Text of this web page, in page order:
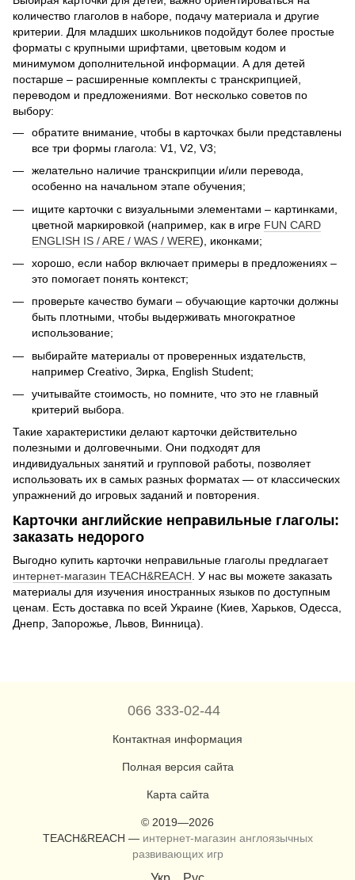
количество глаголов в наборе, подачу материала и другие
критерии. Для младших школьников подойдут более простые
форматы с крупными шрифтами, цветовым кодом и
минимумом дополнительной информации. А для детей
постарше – расширенные комплекты с транскрипцией,
переводом и предложениями. Вот несколько советов по
выбору:
обратите внимание, чтобы в карточках были представлены
все три формы глагола: V1, V2, V3;
желательно наличие транскрипции и/или перевода,
особенно на начальном этапе обучения;
ищите карточки с визуальными элементами – картинками,
цветной маркировкой (например, как в игре FUN CARD
ENGLISH IS / ARE / WAS / WERE), иконками;
хорошо, если набор включает примеры в предложениях –
это помогает понять контекст;
проверьте качество бумаги – обучающие карточки должны
быть плотными, чтобы выдерживать многократное
использование;
выбирайте материалы от проверенных издательств,
например Creativo, Зирка, English Student;
учитывайте стоимость, но помните, что это не главный
критерий выбора.
Такие характеристики делают карточки действительно
полезными и долговечными. Они подходят для
индивидуальных занятий и групповой работы, позволяет
использовать их в самых разных форматах — от классических
упражнений до игровых заданий и повторения.
Карточки английские неправильные глаголы:
заказать недорого
Выгодно купить карточки неправильные глаголы предлагает
интернет-магазин TEACH&REACH . У нас вы можете заказать
материалы для изучения иностранных языков по доступным
ценам. Есть доставка по всей Украине (Киев, Харьков, Одесса,
Днепр, Запорожье, Львов, Винница).
066 333-02-44
Контактная информация
Полная версия сайта
Карта сайта
© 2019—2026
TEACH&REACH — интернет-магазин англоязычных
развивающих игр